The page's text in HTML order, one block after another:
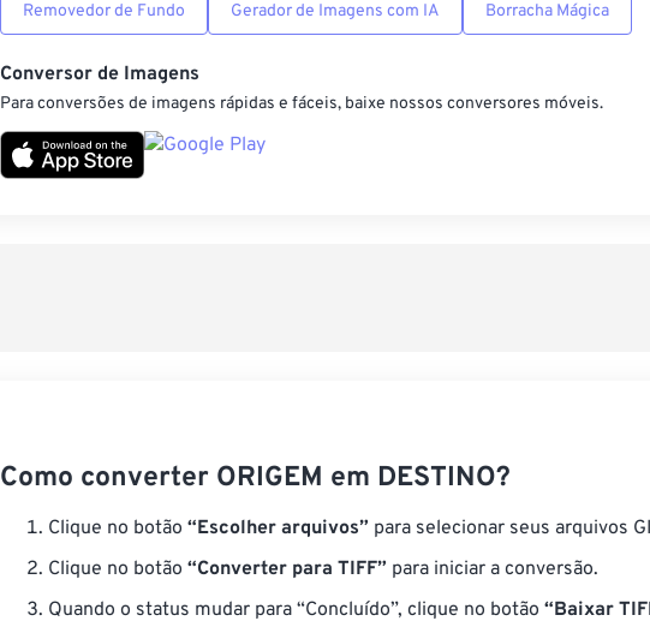
Removedor de Fundo Gerador de Imagens com IA Borracha Mágica
Conversor de Imagens
Para conversões de imagens rápidas e fáceis, baixe nossos conversores móveis.
Como converter ORIGEM em DESTINO?
Clique no botão “Escolher arquivos” para selecionar seus arquivos
Clique no botão “Converter para TIFF” para iniciar a conversão.
Quando o status mudar para “Concluído”, clique no botão “Baixar